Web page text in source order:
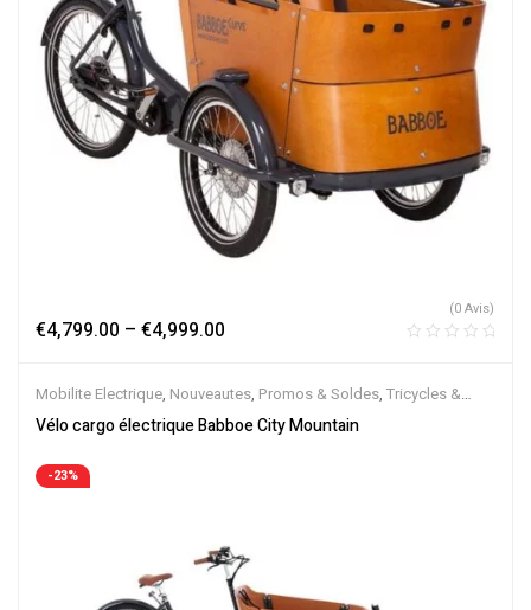
€4,799.00 – €4,999.00
(0 Avis)
Mobilite Electrique, Nouveautes, Promos & Soldes, Tricycles &
Cargos,Vélo électrique ville,Velos Electriques
Vélo cargo électrique Babboe City Mountain
-23%